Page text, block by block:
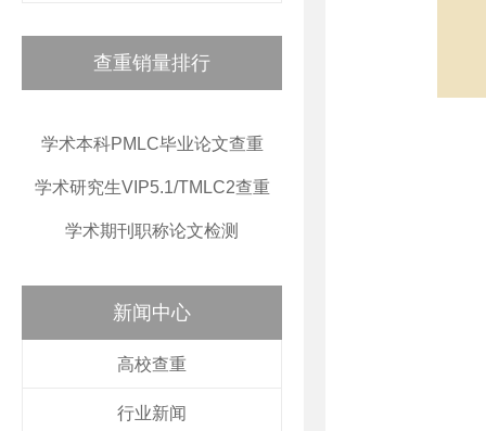
查重销量排行
学术本科PMLC毕业论文查重
学术研究生VIP5.1/TMLC2查重
学术期刊职称论文检测
新闻中心
高校查重
行业新闻